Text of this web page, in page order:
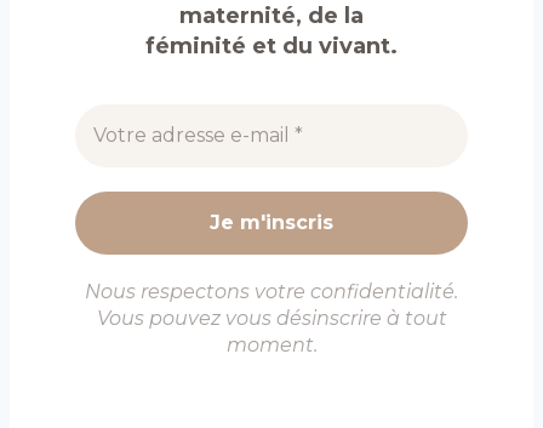
maternité, de la
féminité et du vivant.
Nous respectons votre confidentialité.
Vous pouvez vous désinscrire à tout
moment.